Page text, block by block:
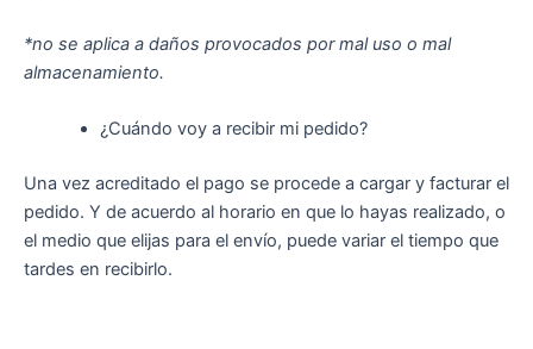
*no se aplica a daños provocados por mal uso o mal
almacenamiento.
¿Cuándo voy a recibir mi pedido?
Una vez acreditado el pago se procede a cargar y facturar el
pedido. Y de acuerdo al horario en que lo hayas realizado, o
el medio que elijas para el envío, puede variar el tiempo que
tardes en recibirlo.